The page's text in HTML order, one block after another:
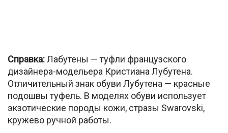
Справка:Лабутены — туфли французского
дизайнера-модельера Кристиана Лубутена.
Отличительный знак обуви Лубутена — красные
подошвы туфель. В моделях обуви использует
экзотические породы кожи, стразы Swarovski,
кружево ручной работы.